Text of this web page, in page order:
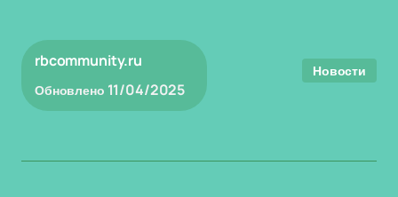
rbcommunity.ru
Обновлено 11/04/2025
Новости